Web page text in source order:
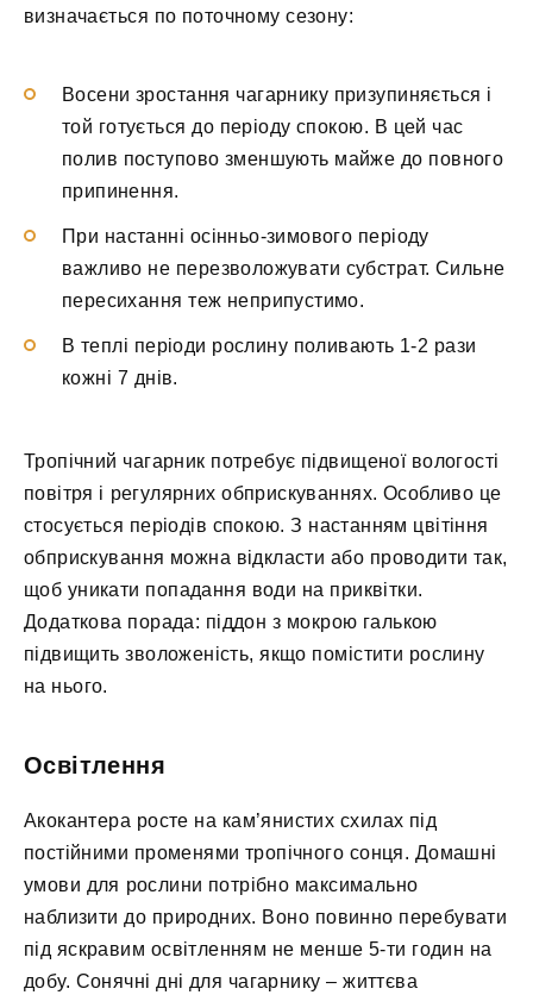
визначається по поточному сезону:
Восени зростання чагарнику призупиняється і
той готується до періоду спокою. В цей час
полив поступово зменшують майже до повного
припинення.
При настанні осінньо-зимового періоду
важливо не перезволожувати субстрат. Сильне
пересихання теж неприпустимо.
В теплі періоди рослину поливають 1-2 рази
кожні 7 днів.
Тропічний чагарник потребує підвищеної вологості
повітря і регулярних обприскуваннях. Особливо це
стосується періодів спокою. З настанням цвітіння
обприскування можна відкласти або проводити так,
щоб уникати попадання води на приквітки.
Додаткова порада: піддон з мокрою галькою
підвищить зволоженість, якщо помістити рослину
на нього.
Освітлення
Акокантера росте на кам’янистих схилах під
постійними променями тропічного сонця. Домашні
умови для рослини потрібно максимально
наблизити до природних. Воно повинно перебувати
під яскравим освітленням не менше 5-ти годин на
добу. Сонячні дні для чагарнику – життєва